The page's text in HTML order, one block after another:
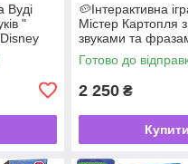
Вуді
"
🤠
🥔Інтерактивна
Містер Картопля
звуками та
Potato Head Toy
Hasbro
Готово до
2 250 ₴
Купити